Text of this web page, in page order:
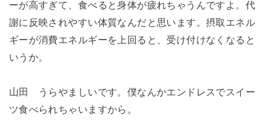
ーが高すぎて、食べると身体が疲れちゃうんですよ。代
謝に反映されやすい体質なんだと思います。摂取エネル
ギーが消費エネルギーを上回ると、受け付けなくなると
いうか。
山田
うらやましいです。僕なんかエンドレスでスイー
ツ食べられちゃいますから。